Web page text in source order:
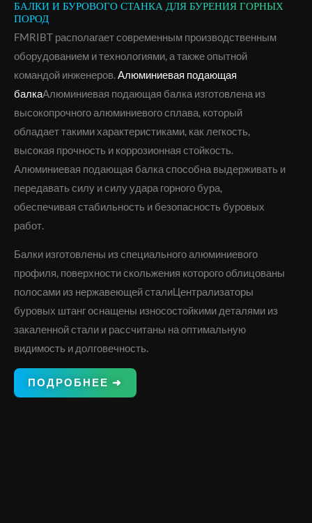
БАЛКИ И БУРОВОГО СТАНКА ДЛЯ БУРЕНИЯ ГОРНЫХ
ПОРОД
FMRIBT располагает современным производственным
оборудованием и технологиями, а также опытной
командой инженеров.Алюминиевая подающая
балкаАлюминиевая подающая балка изготовлена из
высокопрочного алюминиевого сплава, который
обладает такими характеристиками, как легкость,
высокая прочность и коррозионная стойкость.
Алюминиевая подающая балка способна выдерживать и
передавать силу и силу удара горного бура,
обеспечивая стабильность и безопасность буровых
работ.
Балки изготовлены из специального алюминиевого
профиля, поверхности скольжения которого облицованы
полосами из нержавеющей сталиЦентрализаторы
буровых штанг оснащены износостойкими деталями из
закаленной стали и рассчитаны на оптимальную
видимость и долговечность.
ПОДРОБНЕЕ ➜